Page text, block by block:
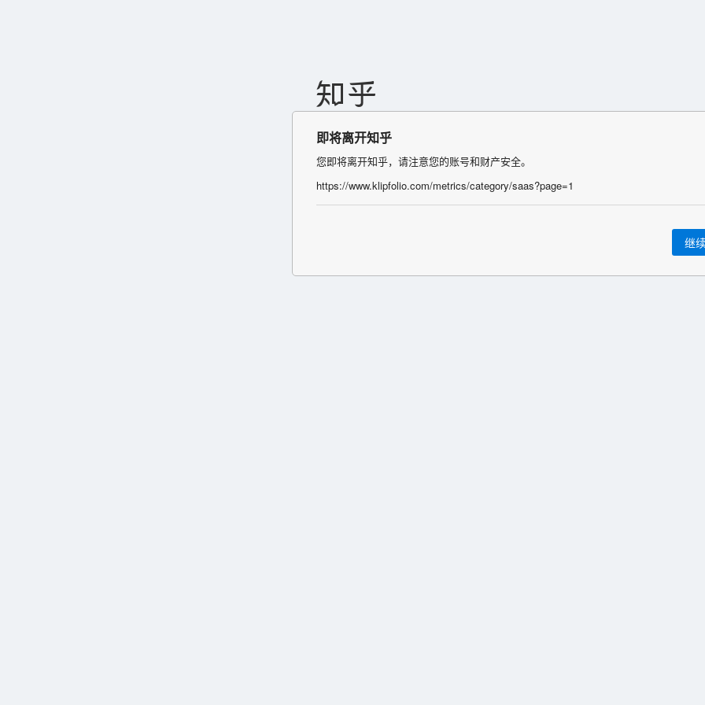
即将离开知乎
您即将离开知乎，请注意您的账号和财产安全。
https://www.klipfolio.com/metrics/category/saas?page=1
继